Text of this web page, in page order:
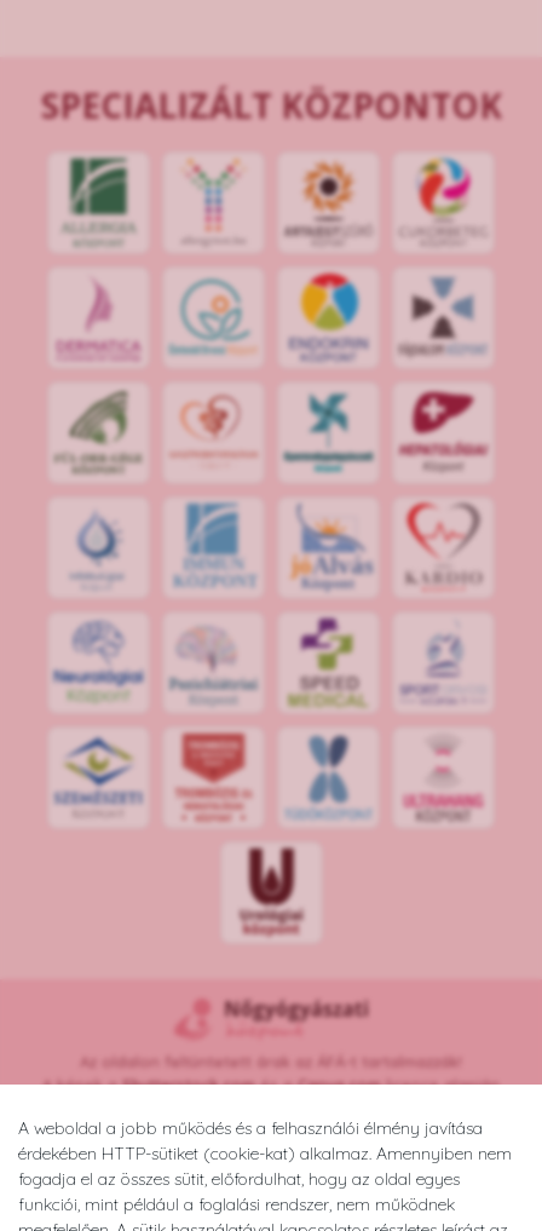
A weboldal a jobb működés és a felhasználói élmény javítása
érdekében HTTP-sütiket (cookie-kat) alkalmaz. Amennyiben nem
fogadja el az összes sütit, előfordulhat, hogy az oldal egyes
funkciói, mint például a foglalási rendszer, nem működnek
SPECIALIZÁLT KÖZPONTOK
IMMUN
KÖZPONT
jóAlvás
Központ
SPOR
Az oldalon feltüntetett árak az ÁFÁ-t tartalmazzák!
A képek aShutterstock.comés aCanva.comlicence alapján
Copyright © 2026 •nogyogyaszatikozpont.hu
Minden jog fenntartva.
Developed byAppon&György Nándor